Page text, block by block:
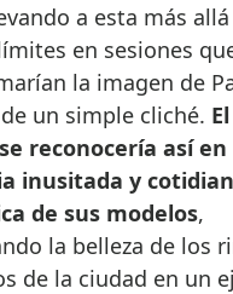
a esta más
en sesiones
la imagen de
un simple cliché.
reconocería así en
inusitada y
de sus modelos,
la belleza de los
de la ciudad en un